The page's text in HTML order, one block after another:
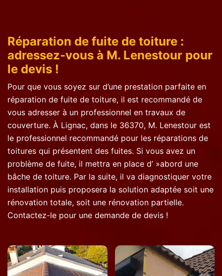
Réparation de fuite de toiture :
adressez-vous à M. Lenestour pour
le devis !
Pour que vous soyez sur d’une prestation parfaite en
réparation de fuite de toiture, il est recommandé de
vous adresser à un professionnel en travaux de
couverture. À Lignac, dans le 36370, M. Lenestour est
le professionnel recommandé pour les réparations de
toitures qui présentent des fuites. Si vous avez un
problème de fuite, il mettra en place d’ »abord une
bâche de toiture. Par la suite, il va diagnostiquer votre
installation puis proposera la solution adaptée soit une
rénovation totale, soit une rénovation partielle.
Contactez-le pour une demande de devis !